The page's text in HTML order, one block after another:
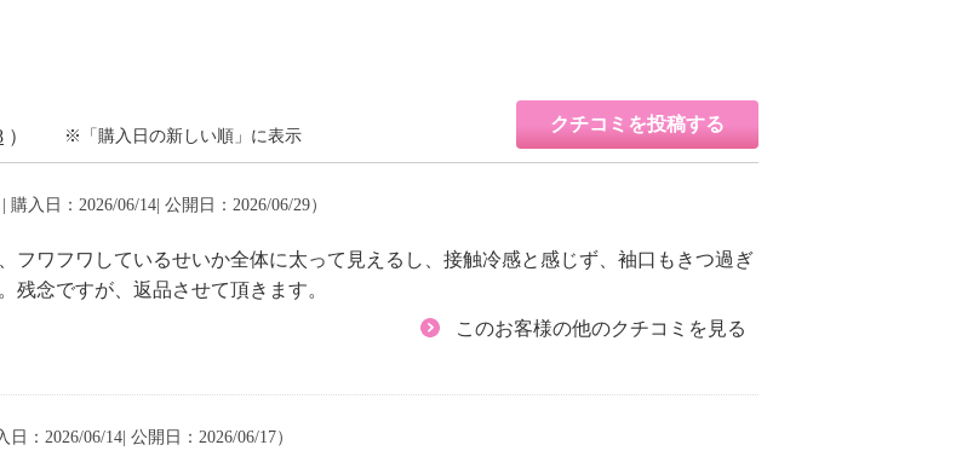
可
）
クチコミを投稿する
※「購入日の新しい順」に表示
購入日：2026/06/14| 公開日：2026/06/29）
フワフワしているせいか全体に太って見えるし、接触冷感と感じず、袖口もきつ過ぎ
残念ですが、返品させて頂きます。
このお客様の他のクチコミを見る
日：2026/06/14| 公開日：2026/06/17）